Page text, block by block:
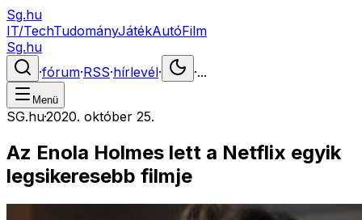
Sg.hu
IT/TechTudományJátékAutóFilm
Sg.hu
·fórum·RSS·hírlevél· ·...
Menü
SG.hu·2020. október 25.
Az Enola Holmes lett a Netflix egyik
legsikeresebb filmje